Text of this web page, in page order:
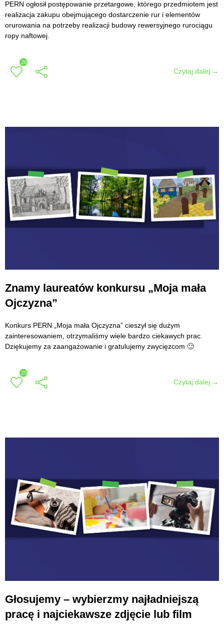
PERN ogłosił postępowanie przetargowe, którego przedmiotem jest
realizacja zakupu obejmującego dostarczenie rur i elementów
orurowania na potrzeby realizacji budowy rewersyjnego rurociągu
ropy naftowej.
26
Czytaj dalej →
Znamy laureatów konkursu „Moja mała
Ojczyzna”
Konkurs PERN „Moja mała Ojczyzna” cieszył się dużym
zainteresowaniem, otrzymaliśmy wiele bardzo ciekawych prac.
Dziękujemy za zaangażowanie i gratulujemy zwycięzcom 🙂
25
Czytaj dalej →
Głosujemy – wybierzmy najładniejszą
pracę i najciekawsze zdjęcie lub film